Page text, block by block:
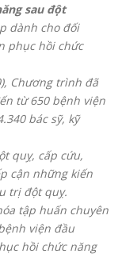
sau đột
dành cho đối
phục hồi chức
Chương trình đã
từ 650 bệnh viện
bác sỹ, kỹ
quỵ, cấp cứu,
cận những kiến
trị đột quỵ.
tập huấn chuyên
viện đầu
hồi chức năng